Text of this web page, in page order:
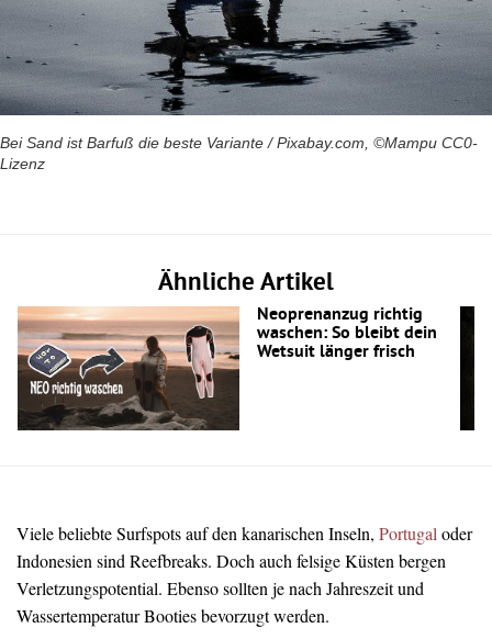
Bei Sand ist Barfuß die beste Variante / Pixabay.com, ©Mampu CC0-
Lizenz
Ähnliche Artikel
Neoprenanzug richtig
waschen: So bleibt dein
Wetsuit länger frisch
Viele beliebte Surfspots auf den kanarischen Inseln, Portugal oder
Indonesien sind Reefbreaks. Doch auch felsige Küsten bergen
Verletzungspotential. Ebenso sollten je nach Jahreszeit und
Wassertemperatur Booties bevorzugt werden.